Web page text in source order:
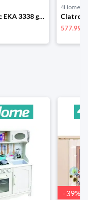
Clatronic EKA 3338 garnek do pasteryzacji 2w1
4Home
577.99 zł
-39%